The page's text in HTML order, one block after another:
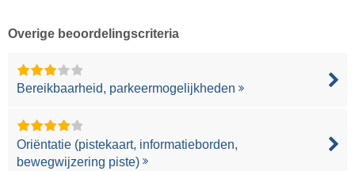
Overige beoordelingscriteria
Bereikbaarheid, parkeermogelijkheden
Oriëntatie (pistekaart, informatieborden,
bewegwijzering piste)